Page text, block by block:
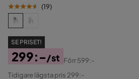
(19)
SE PRISET!
Pris
299:-/st
Original
Förr599:-
Tidigare lägsta pris 299:-